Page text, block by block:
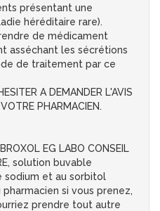
présentant une
héréditaire rare).
de médicament
asséchant les sécrétions
de traitement par ce
A DEMANDER L'AVIS
PHARMACIEN.
EG LABO CONSEIL
solution buvable
sodium et au sorbitol
si vous prenez,
prendre tout autre